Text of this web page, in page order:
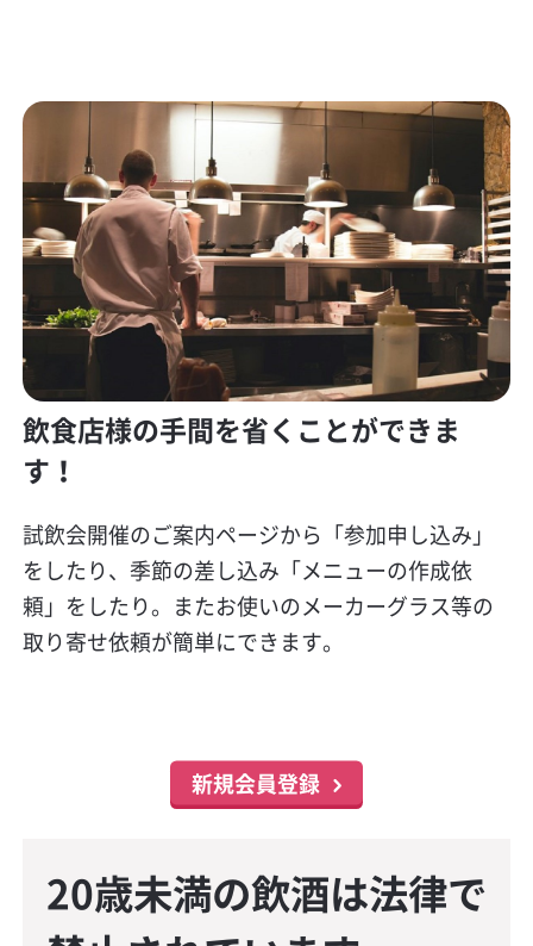
飲食店様の手間を省くことができま
す！
試飲会開催のご案内ページから「参加申し込み」
をしたり、季節の差し込み「メニューの作成依
頼」をしたり。またお使いのメーカーグラス等の
取り寄せ依頼が簡単にできます。
新規会員登録
20歳未満の飲酒は法律で